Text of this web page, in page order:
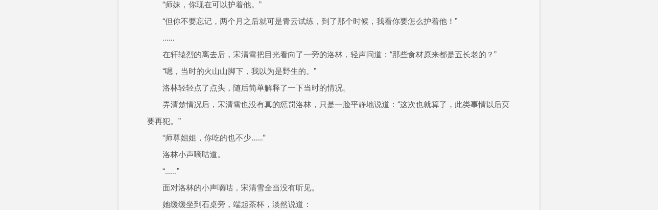
“师妹，你现在可以护着他。”
“但你不要忘记，两个月之后就可是青云试练，到了那个时候，我看你要怎么护着他！”
......
在轩辕烈的离去后，宋清雪把目光看向了一旁的洛林，轻声问道：“那些食材原来都是五长老的？”
“嗯，当时的火山山脚下，我以为是野生的。”
洛林轻轻点了点头，随后简单解释了一下当时的情况。
弄清楚情况后，宋清雪也没有真的惩罚洛林，只是一脸平静地说道：“这次也就算了，此类事情以后莫
要再犯。”
“师尊姐姐，你吃的也不少......”
洛林小声嘀咕道。
“......”
面对洛林的小声嘀咕，宋清雪全当没有听见。
她缓缓坐到石桌旁，端起茶杯，淡然说道：